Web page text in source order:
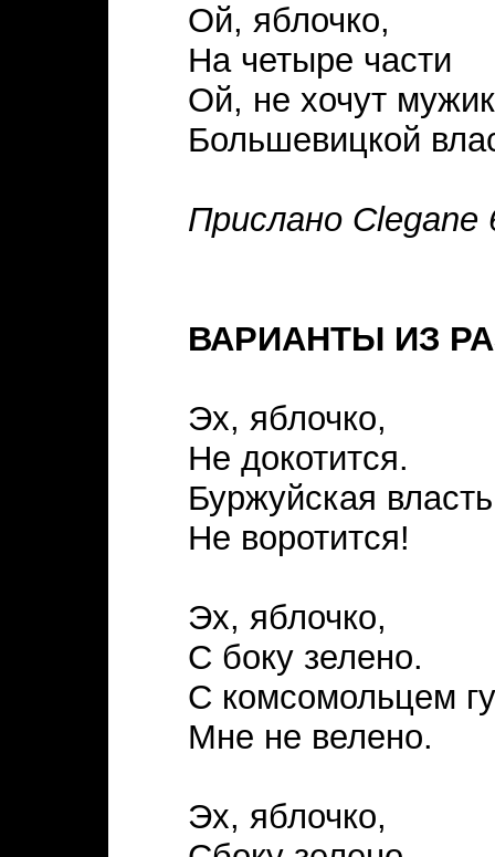
Ой, яблочко,
На четыре части
Ой, не хочут
Большевицкой
Прислано Clegane
ВАРИАНТЫ ИЗ
Эх, яблочко,
Не докотится.
Буржуйская власть
Не воротится!
Эх, яблочко,
С боку зелено.
С комсомольцем
Мне не велено.
Эх, яблочко,